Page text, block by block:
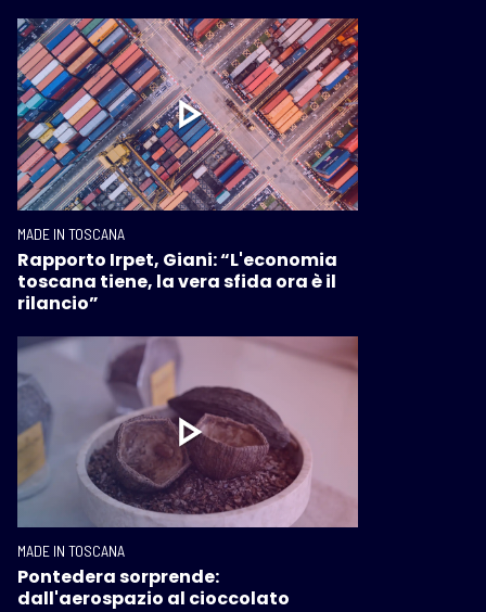
MADE IN TOSCANA
Rapporto Irpet, Giani: “L'economia
toscana tiene, la vera sfida ora è il
rilancio”
MADE IN TOSCANA
Pontedera sorprende:
dall'aerospazio al cioccolato